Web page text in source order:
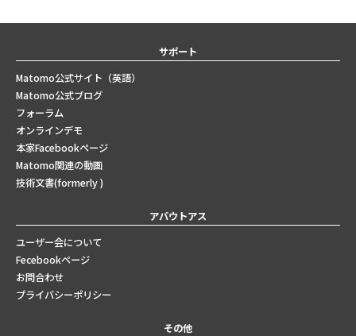
サポート
Matomo公式サイト（英語）
Matomo公式ブログ
フォーラム
オンラインデモ
本家Facebookページ
Matomo関連の動画
技術文書(formerly )
アバウトアス
ユーザー会について
Fecebookページ
お問合わせ
プライバシーポリシー
その他